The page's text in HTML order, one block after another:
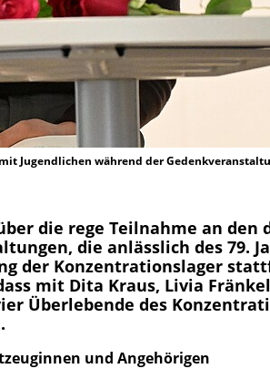
Jugendlichen während der
die rege Teilnahme an den
die anlässlich des 79.
der Konzentrationslager
mit Dita Kraus, Livia
Überlebende des
und Angehörigen